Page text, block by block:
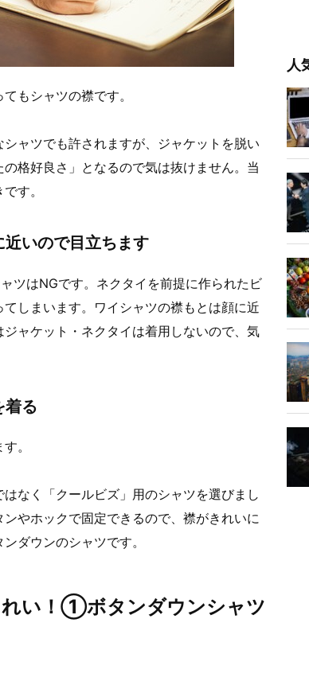
もシャツの襟です。
ャツでも許されますが、ジャケットを脱い
格好良さ」となるので気は抜けません。当
す。
いので目立ちます
ツはNGです。ネクタイを前提に作られたビ
しまいます。ワイシャツの襟もとは顔に近
ャケット・ネクタイは着用しないので、気
着る
。
なく「クールビズ」用のシャツを選びまし
やホックで固定できるので、襟がきれいに
ダウンのシャツです。
い！①ボタンダウンシャツ
人